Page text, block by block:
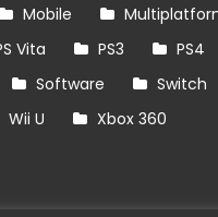
Mobile
Vita PS3
PS4
Software
Switch
Wii U
Xbox 360